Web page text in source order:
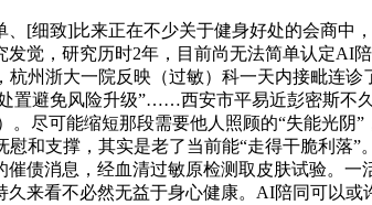
致]比来正在不少关于健身好处的会商中
觉，研究历时2年，目前尚无法简单认定
州浙大一院反映（过敏）科一天内接毗连
置避免风险升级”……西安市平易近彭密斯不
。尽可能缩短那段需要他人照顾的“失能光
和支撑，其实是老了当前能“走得干脆利
债消息，经血清过敏原检测取皮肤试验。
来看不必然无益于身心健康。AI陪同可以